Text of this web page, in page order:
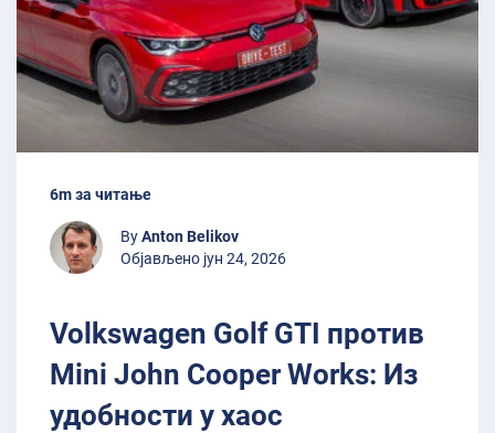
6m за читање
ByAnton Belikov
Објављено јун 24, 2026
Volkswagen Golf GTI против
Mini John Cooper Works: Из
удобности у хаос